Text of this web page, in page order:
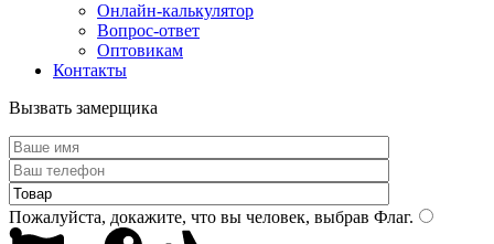
Онлайн-калькулятор
Вопрос-ответ
Оптовикам
Контакты
Вызвать замерщика
Пожалуйста, докажите, что вы человек, выбрав Флаг.